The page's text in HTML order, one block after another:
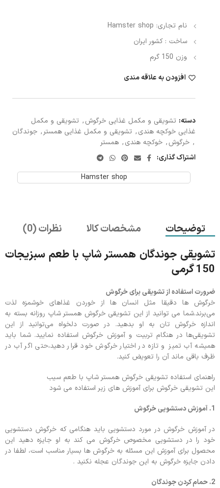
نام تجاری: Hamster shop
ساخت : کشور ایران
وزن 150 گرم
افزودن به علاقه مندی
دسته: تشویقی و مکمل غذایی خرگوش, تشویقی و مکمل
غذایی خوکچه هندی, تشویقی و مکمل غذایی همستر , جوندگان
, خرگوش, خوکچه هندی, همستر
اشتراک گذاری:
Hamster shop
توضیحات مشخصات کالا نظرات (0)
تشویقی جوندگان همستر شاپ با طعم سبزیجات
150 گرمی
ضرورت استفاده از تشویقی برای خرگوش
خرگوش ها دقیقا مثل انسان ها از خوردن غذاهای خوشمزه لذت
می‌برند.شما می توانید از این تشویقی خرگوش همستر شاپ روزانه بسته به
اندازه خرگوش‌ تان به او بدهید. در صورت دلخواه می‌توانید از این
تشویقی‌ها در هنگام تربیت و آموزش خرگوش‌ استفاده نمایید. شما باید
همیشه آب تمیز و تازه در اختیار خرگوش خود قرار دهید،حتی اگر آب در
ظرف باقی ماند آن را تعویض کنید.
راهنمای استفاده تشویقی خرگوش همستر شاپ با طعم سیب
این تشویقی خرگوش برای آموزش های زیر استفاده می شود
1. آموزش دستشویی خرگوش
در آموزش خرگوش در مورد دستشویی باید هنگامی که خرگوش دستشویی
خود را در دستشویی مخصوص خرگوش می کند به او جایزه دهید این
محصول برای آموزش این مسئله به خرگوش ها بسیار مناسب است، لطفا در
دادن جایزه خرگوش به این جوندگان عجله نکنید .
2. حمام کردن جوندگان